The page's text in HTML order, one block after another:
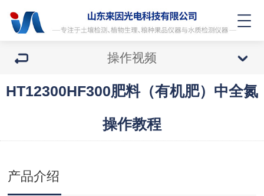
操作视频
HT12300HF300肥料（有机肥）中全氮
操作教程
产品介绍